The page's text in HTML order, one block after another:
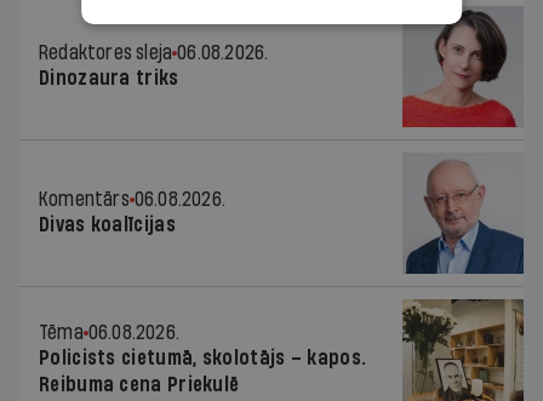
Redaktores sleja 06.08.2026.
Dinozaura triks
Komentārs 06.08.2026.
Divas koalīcijas
Tēma 06.08.2026.
Policists cietumā, skolotājs – kapos.
Reibuma cena Priekulē